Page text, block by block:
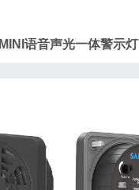
MINI语音声光一体警示灯